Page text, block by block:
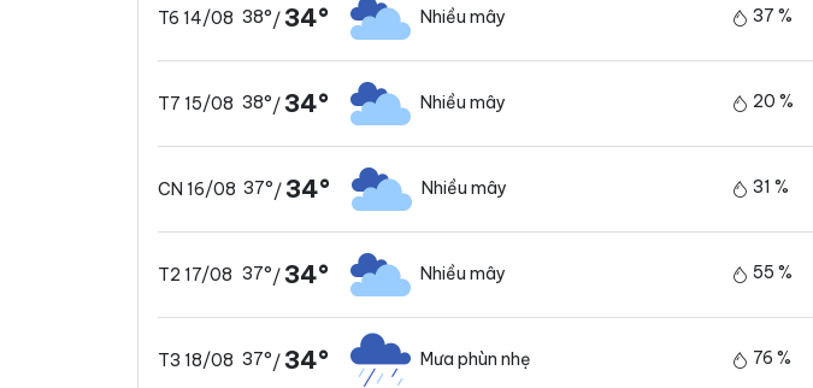
T6 14/08 38°/34° Nhiều mây 37 %
T7 15/08 38°/34° Nhiều mây 20 %
CN 16/08 37°/34° Nhiều mây 31 %
T2 17/08 37°/34° Nhiều mây 55 %
T3 18/08 37°/34° Mưa phùn nhẹ 76 %